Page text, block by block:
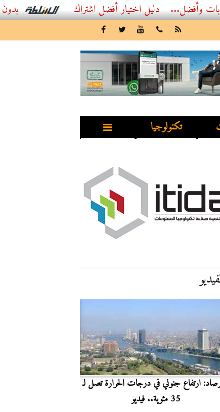
أفضل اشتراك IPTV بدون تقطيع 2026 – دليل المشاهد العصري
تكنولوجيا
ارتفاع جنوني في درجات الحرارة تصل لـ
35 مئوية.. فيديو